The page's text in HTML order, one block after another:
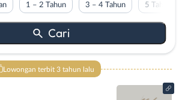
1 – 2 Tahun 3 – 4 Tahun 5 Tahun
Lowongan terbit 3 tahun lalu